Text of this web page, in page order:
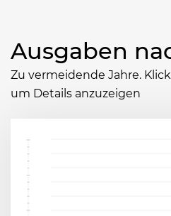
Ausgaben
Zu vermeidende Jahre.
um Details anzuzeigen